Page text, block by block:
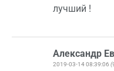
лучший !
Александр
2019-03-14 08:39:06